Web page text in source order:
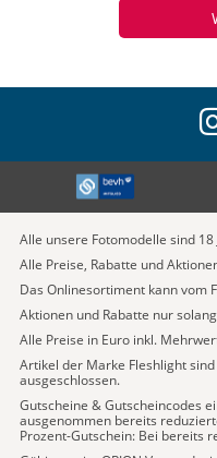
Alle unsere Fotomodelle sind
Alle Preise, Rabatte und
Das Onlinesortiment kann vom
Aktionen und Rabatte nur
Alle Preise in Euro inkl.
Artikel der Marke Fleshlight
ausgeschlossen.
Gutscheine & Gutscheincodes
ausgenommen bereits
Prozent-Gutschein: Bei bereits